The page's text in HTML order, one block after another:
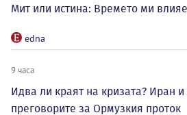
Мит или истина: Времето ми влияе
edna
9 часа
Идва ли краят на кризата? Иран
преговорите за Ормузкия проток